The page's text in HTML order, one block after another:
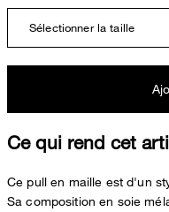
Sélectionner la taille
Ce qui rend cet
Ce pull en maille est d'un
Sa composition en soie